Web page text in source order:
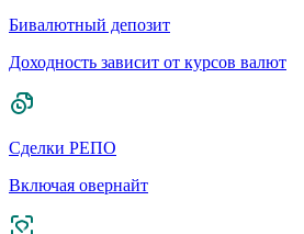
Бивалютный депозит
Доходность зависит от курсов валют
Сделки РЕПО
Включая овернайт